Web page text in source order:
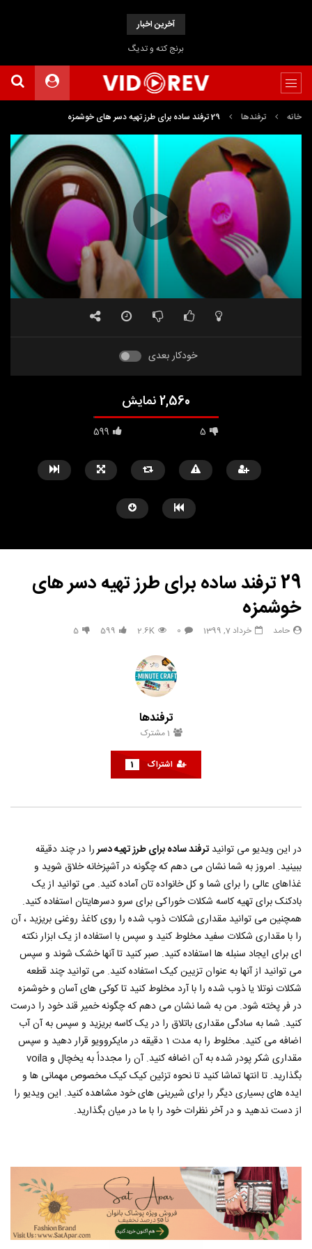
آخرین اخبار
برنج کته و تدیگ
خانه ترفندها 29 ترفند ساده برای طرز تهیه دسر های خوشمزه
Media error: Format(s) not supported or source(s) not found
دریافت پرونده: https://www.uploadbag.com/ofiles/29ccc1855fe76ba1962a4eb7337e2ae8/29-
simple-tricks-for-how-to-make-delicious-desserts.mp4
خودکار بعدی
2,560 نمایش
599 5
29 ترفند ساده برای طرز تهیه دسر های
خوشمزه
حامد خرداد 7, 1399 0
2.6K
599
5
ترفندها
1 مشترک
اشتراک 1
در این ویدیو می توانید ترفند ساده برای طرز تهیه دسررا در چند دقیقه
ببینید. امروز به شما نشان می دهم که چگونه در آشپزخانه خلاق شوید و
غذاهای عالی را برای شما و کل خانواده تان آماده کنید. می توانید از یک
بادکنک برای تهیه کاسه شکلات خوراکی برای سرو دسرهایتان استفاده کنید.
همچنین می توانید مقداری شکلات ذوب شده را روی کاغذ روغنی بریزید ، آن
را با مقداری شکلات سفید مخلوط کنید و سپس با استفاده از یک ابزار نکته
ای برای ایجاد سنبله ها استفاده کنید. صبر کنید تا آنها خشک شوند و سپس
می توانید از آنها به عنوان تزیین کیک استفاده کنید. می توانید چند قطعه
شکلات نوتلا یا ذوب شده را با آرد مخلوط کنید تا کوکی های آسان و خوشمزه
در فر پخته شود. من به شما نشان می دهم که چگونه خمیر قند خود را درست
کنید. شما به سادگی مقداری باتلاق را در یک کاسه بریزید و سپس به آن آب
اضافه می کنید. مخلوط را به مدت 1 دقیقه در مایکروویو قرار دهید و سپس
مقداری شکر پودر شده به آن اضافه کنید. آن را مجدداً به یخچال و voila
بگذارید. تا انتها تماشا کنید تا نحوه تزئین کیک کیک مخصوص مهمانی ها و
ایده های بسیاری دیگر را برای شیرینی های خود مشاهده کنید. این ویدیو را
از دست ندهید و در آخر نظرات خود را با ما در میان بگذارید.